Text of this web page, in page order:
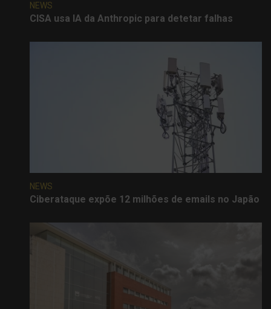
NEWS
CISA usa IA da Anthropic para detetar falhas
NEWS
Ciberataque expõe 12 milhões de emails no Japão